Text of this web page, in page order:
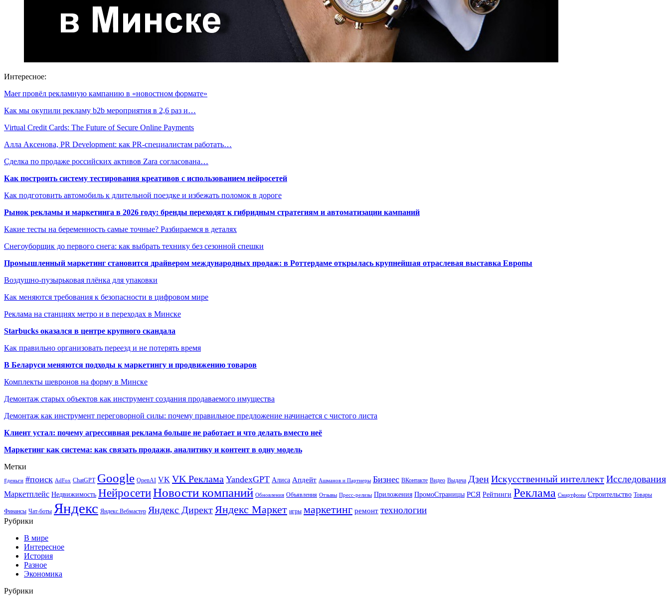
Интересное:
Maer провёл рекламную кампанию в «новостном формате»
Как мы окупили рекламу b2b мероприятия в 2,6 раз и…
Virtual Credit Cards: The Future of Secure Online Payments
Алла Аксенова, PR Development: как PR-специалистам работать…
Сделка по продаже российских активов Zara согласована…
Как построить систему тестирования креативов с использованием нейросетей
Как подготовить автомобиль к длительной поездке и избежать поломок в дороге
Рынок рекламы и маркетинга в 2026 году: бренды переходят к гибридным стратегиям и автоматизации кампаний
Какие тесты на беременность самые точные? Разбираемся в деталях
Снегоуборщик до первого снега: как выбрать технику без сезонной спешки
Промышленный маркетинг становится драйвером международных продаж: в Роттердаме открылась крупнейшая отраслевая выставка Европы
Воздушно-пузырьковая плёнка для упаковки
Как меняются требования к безопасности в цифровом мире
Реклама на станциях метро и в переходах в Минске
Starbucks оказался в центре крупного скандала
Как правильно организовать переезд и не потерять время
В Беларуси меняются подходы к маркетингу и продвижению товаров
Комплекты шевронов на форму в Минске
Демонтаж старых объектов как инструмент создания продаваемого имущества
Демонтаж как инструмент переговорной силы: почему правильное предложение начинается с чистого листа
Клиент устал: почему агрессивная реклама больше не работает и что делать вместо неё
Маркетинг как система: как связать продажи, аналитику и контент в одну модель
Метки
#деньги #поиск AdFox ChatGPT Google OpenAI VK VK Реклама YandexGPT Алиса Апдейт Ашманов и Партнеры Бизнес ВКонтакте Видео Выдача ДзенИскусственный интеллектИсследования
Маркетплейс Недвижимость НейросетиНовости компаний Обновления Объявления Отзывы Пресс-релизы Приложения ПромоСтраницы РСЯ Рейтинги Реклама Смартфоны Строительство Товары
Финансы Чат-боты Яндекс Яндекс.Вебмастер Яндекс ДиректЯндекс Маркет игры маркетинг ремонт технологии
Рубрики
В мире
Интересное
История
Разное
Экономика
Рубрики